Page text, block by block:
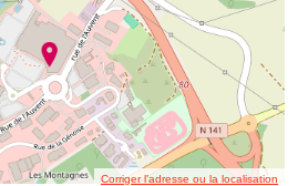
Corriger l’adresse ou la localisation